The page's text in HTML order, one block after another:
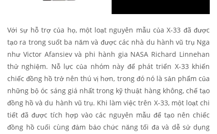
Với sự hỗ trợ của họ, một loạt nguyên mẫu của X-33 đã được
tạo ra trong suốt ba năm và được các nhà du hành vũ trụ Nga
như Victor Afansiev và phi hành gia NASA Richard Linnehan
thử nghiệm. Nỗ lực của nhóm này để phát triển X-33 khiến
chiếc đồng hồ trở nên thú vị hơn, trong đó nó là sản phẩm của
những bộ óc sáng giá nhất trong kỹ thuật hàng không, chế tạo
đồng hồ và du hành vũ trụ. Khi làm việc trên X-33, một loạt chi
tiết đã được tích hợp vào các nguyên mẫu để tạo nên chiếc
đồng hồ cuối cùng đảm bảo chức năng tối đa và dễ sử dụng